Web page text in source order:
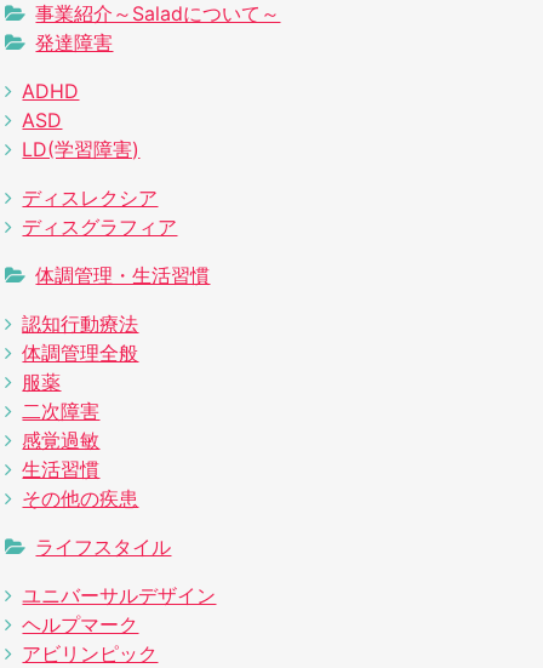
事業紹介～Saladについて～
発達障害
ADHD
ASD
LD(学習障害)
ディスレクシア
ディスグラフィア
体調管理・生活習慣
認知行動療法
体調管理全般
服薬
二次障害
感覚過敏
生活習慣
その他の疾患
ライフスタイル
ユニバーサルデザイン
ヘルプマーク
アビリンピック